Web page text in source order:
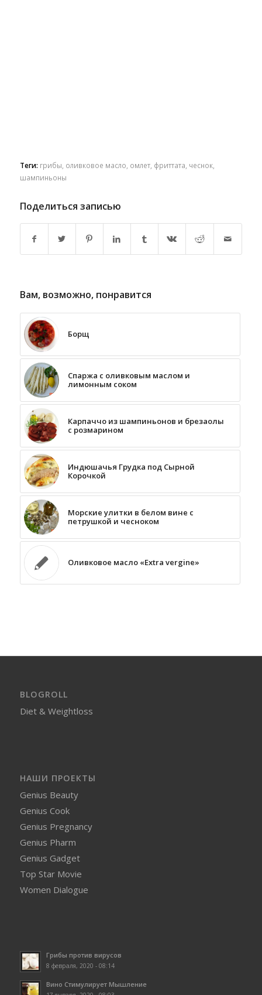
Теги: грибы, оливковое масло, омлет, фриттата, чеснок,
шампиньоны
Поделиться записью
Вам, возможно, понравится
Борщ
Спаржа с оливковым маслом и
лимонным соком
Карпаччо из шампиньонов и брезаолы
с розмарином
Индюшачья Грудка под Сырной
Корочкой
Морские улитки в белом вине с
петрушкой и чесноком
Оливковое масло «Extra vergine»
BLOGROLL
Diet & Weightloss
НАШИ ПРОЕКТЫ
Genius Beauty
Genius Cook
Genius Pregnancy
Genius Pharm
Genius Gadget
Top Star Movie
Women Dialogue
Грибы против вирусов
8 февраля, 2020 - 08:14
Вино Стимулирует Мышление